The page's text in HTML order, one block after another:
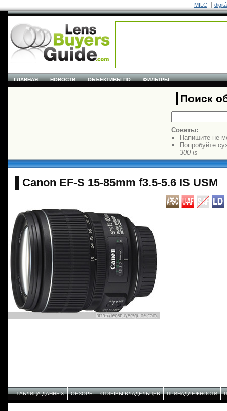
MILC
ГЛАВНАЯ НОВОСТИ ОБЪЕКТИВЫ ПО ФИЛЬТРЫ
Поиск
Советы:
Напишите не
Попробуйте
300 is
Canon EF-S 15-85mm f3.5-5.6 IS USM
ТАБЛИЦА ДАННЫХ ОБЗОРЫ ОТЗЫВЫ ВЛАДЕЛЬЦЕВ ПРИНАДЛЕЖНОСТИ